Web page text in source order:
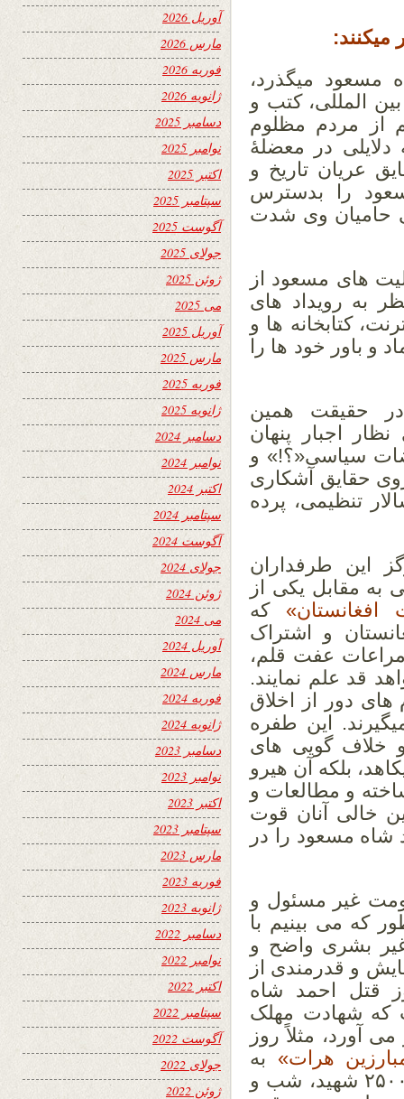
میکنند:
مسعود میگذرد،
المللی، کتب و
از مردم مظلوم
در معضلۀ
عریان تاریخ و
را بدسترس
حامیان وی شدت
های مسعود از
به رویداد های
کتابخانه ها و
و باور خود ها را
در حقیقت همین
اجبار پنهان
سیاسی«؟!» و
حقایق آشکاری
تنظیمی، پرده
این طرفداران
به مقابل یکی از
که
و اشتراک
با مراعات عفت قلم،
قد علم نمایند.
دور از اخلاق
این طفره
خلاف گویی های
بلکه آن هیرو
و مطالعات و
خالی آنان قوت
مسعود را در
غیر مسئول و
که می بینیم با
بشری واضح و
و قدرمندی از
قتل احمد شاه
که شهادت مهلک
آورد، مثلاً روز
هرات» به
مقابل شورویان و نوکران وطنی آنان با ۲۵۰۰۰ شهید، شب و
آوریل 2026
مارس 2026
فوریه 2026
ژانویه 2026
دسامبر 2025
نوامبر 2025
اکتبر 2025
سپتامبر 2025
آگوست 2025
جولای 2025
ژوئن 2025
می 2025
آوریل 2025
مارس 2025
فوریه 2025
ژانویه 2025
دسامبر 2024
نوامبر 2024
اکتبر 2024
سپتامبر 2024
آگوست 2024
جولای 2024
ژوئن 2024
می 2024
آوریل 2024
مارس 2024
فوریه 2024
ژانویه 2024
دسامبر 2023
نوامبر 2023
اکتبر 2023
سپتامبر 2023
مارس 2023
فوریه 2023
ژانویه 2023
دسامبر 2022
نوامبر 2022
اکتبر 2022
سپتامبر 2022
آگوست 2022
جولای 2022
ژوئن 2022